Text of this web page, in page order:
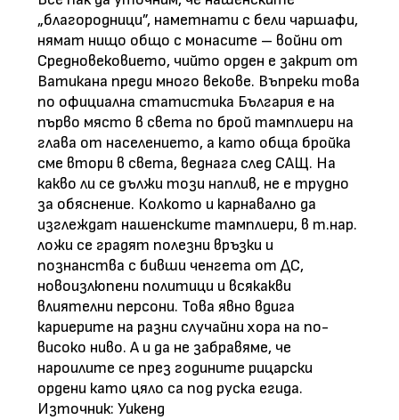
„благородници”, наметнати с бели чаршафи,
нямат нищо общо с монасите – войни от
Средновековието, чийто орден е закрит от
Ватикана преди много векове. Въпреки това
по официална статистика България е на
първо място в света по брой тамплиери на
глава от населението, а като обща бройка
сме втори в света, веднага след САЩ. На
какво ли се дължи този наплив, не е трудно
за обяснение. Колкото и карнавално да
изглеждат нашенските тамплиери, в т.нар.
ложи се градят полезни връзки и
познанства с бивши ченгета от ДС,
новоизлюпени политици и всякакви
влиятелни персони. Това явно вдига
кариерите на разни случайни хора на по-
високо ниво. А и да не забравяме, че
нароилите се през годините рицарски
ордени като цяло са под руска егида.
Източник: Уикенд